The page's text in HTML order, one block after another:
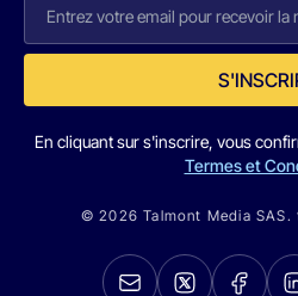
En cliquant sur s'inscrire, vous
Termes et
© 2026 Talmont Media